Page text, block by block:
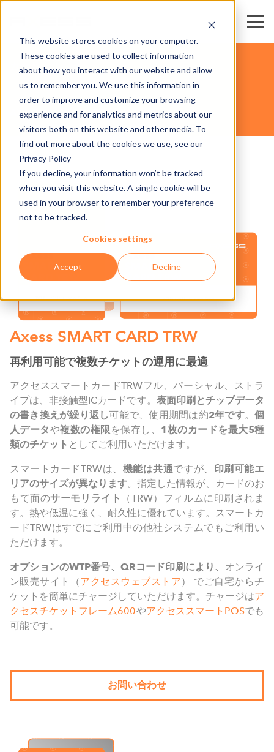
This website stores cookies on your computer.
These cookies are used to collect information
about how you interact with our website and allow
us to remember you. We use this information in
order to improve and customize your browsing
experience and for analytics and metrics about our
visitors both on this website and other media. To
find out more about the cookies we use, see our
Privacy Policy
If you decline, your information won’t be tracked
when you visit this website. A single cookie will be
used in your browser to remember your preference
not to be tracked.
Cookies settings
Accept Decline
AXESS SMART CARD TRW FULL
カード
Axess SMART CARD TRW
再利用可能で複数チケットの運用に最適
アクセススマートカードTRWフル、パーシャル、ストラ
イプは、非接触型ICカードです。 表面印刷とチップデータ
の書き換えが繰り返し可能で、使用期間は約2年です。個
人データや複数の権限を保存し、 1枚のカードを最大5種
類のチケット としてご利用いただけます。
スマートカードTRWは、 機能は共通ですが、 印刷可能エ
リアのサイズが異なります。指定した情報が、カードのお
もて面のサーモリライト
（TRW）フィルムに印刷されま
す。熱や低温に強く、耐久性に優れています。スマートカ
ードTRWはすでにご利用中の他社システムでもご利用い
ただけます。
オプションのWTP番号、 QRコード印刷により、 オンライ
ン販売サイト（アクセスウェブストア） でご自宅からチ
ケットを簡単にチャージしていただけます。チャージはア
クセスチケットフレーム600やアクセススマートPOSでも
可能です。
お問い合わせ